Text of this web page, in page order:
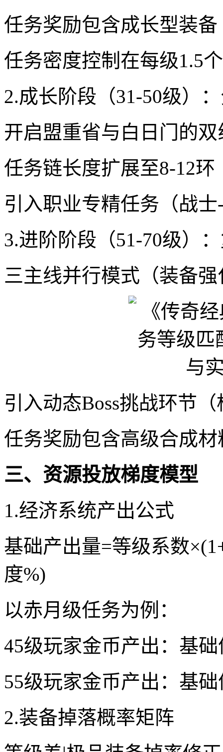
任务奖励包含成长型装
任务密度控制在每级1.5
2.成长阶段（31-50级）
开启盟重省与白日门的
任务链长度扩展至8-12环
引入职业专精任务（战
3.进阶阶段（51-70级）
三主线并行模式（装备
引入动态Boss挑战环节
任务奖励包含高级合成
三、资源投放梯度模型
1.经济系统产出公式
基础产出量=等级系数
度%)
以赤月级任务为例：
45级玩家金币产出：基础
55级玩家金币产出：基础
2.装备掉落概率矩阵